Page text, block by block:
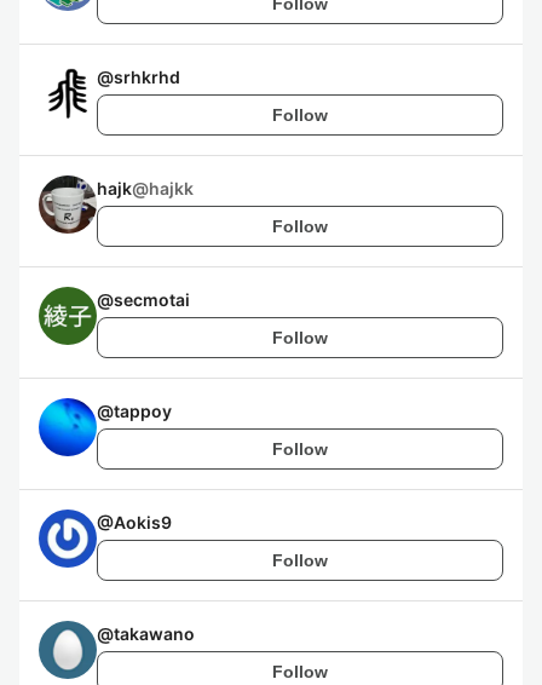
@srhkrhd
Follow
hajk@hajkk
Follow
@secmotai
Follow
@tappoy
Follow
@Aokis9
Follow
@takawano
Follow